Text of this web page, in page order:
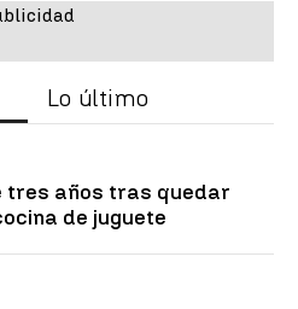
Lo último
tres años tras quedar
de juguete